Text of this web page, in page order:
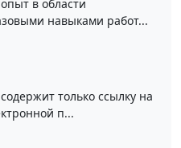
в области
навыками работ...
только ссылку на
п...